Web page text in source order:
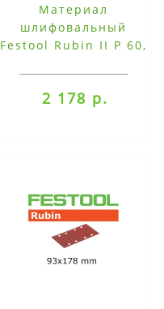
Материал
шлифовальный
Festool Rubin II P 60,
2 178 р.